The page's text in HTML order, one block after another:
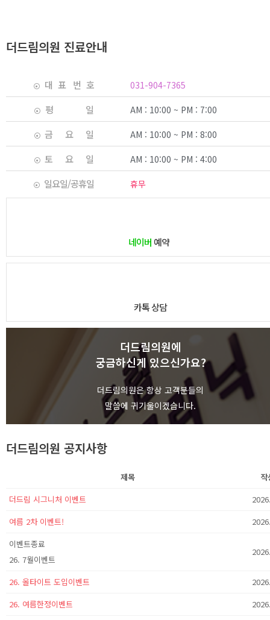
더드림의원 진료안내
대 표 번 호
평 일
금 요 일
토 요 일
일요일/공휴일
031-904-7365
AM : 10:00 ~ PM : 7:00
AM : 10:00 ~ PM : 8:00
AM : 10:00 ~ PM : 4:00
휴무
네이버예약
카톡 상담
더드림의원에
궁금하신게 있으신가요?
더드림의원은 항상 고객분들의
말씀에 귀기울이겠습니다.
상담하기
더드림의원 공지사항
제목
작
더드림 시그니처 이벤트
여름 2차 이벤트!
이벤트종료
26. 7월이벤트
26. 올타이트 도입이벤트
26. 여름한정이벤트